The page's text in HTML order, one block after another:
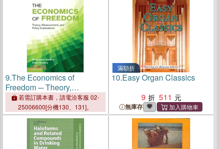
9.The Economics of
Freedom ─ Theory,
Measurement, and Policy
Implications
若需訂購本書，請電洽客服 02-
25006600[分機130、131]。
滿額折
10.Easy Organ Classics
9
511
無庫存